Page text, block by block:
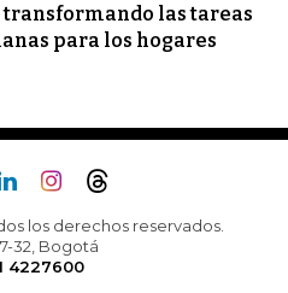
transformando las tareas
para los hogares
los derechos reservados.
32, Bogotá
4227600